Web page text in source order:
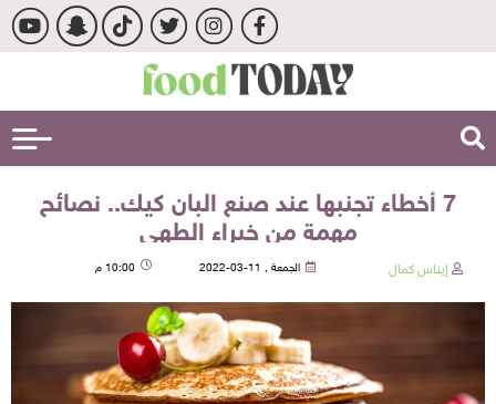
7 أخطاء تجنبها عند صنع البان كيك.. نصائح
مهمة من خبراء الطهي
إيناس كمال الجمعة , 11-03-2022 10:00 م